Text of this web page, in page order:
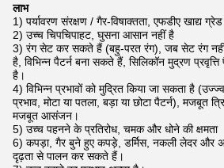
लाभ
1) पर्यावरण संरक्षण / गैर-विषाक्तता, एफडीए खाद्य
2) उच्च चिपचिपाहट, घुसना आसान नहीं है
3) रंग सेट कर सकते हैं (बहु-परत रंग), जब सेट रंग नहीं
है, विभिन्न पैटर्न बना सकते हैं, सिलिकॉन मुद्रण
है।
4) विभिन्न प्रभावों को मुद्रित किया जा सकता है
प्रभाव, मोटा या पतला, बड़ा या छोटा पैटर्न), मजबूत
मजबूत आसंजन।
5) उच्च पहनने के प्रतिरोध, चमक और धोने की क्षमता
6) कपड़ा, गैर बुने हुए कपड़े, डर्मिस, नकली लेदर और
दृढ़ता से पालन कर सकते हैं।